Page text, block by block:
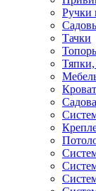
Ручки
Тачки